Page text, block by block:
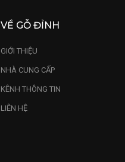
VỀ GỖ ĐỈNH
GIỚI THIỆU
NHÀ CUNG CẤP
KÊNH THÔNG TIN
LIÊN HỆ